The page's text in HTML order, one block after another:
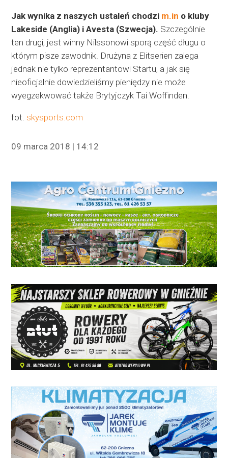
Jak wynika z naszych ustaleń chodzi m.in o kluby
Lakeside (Anglia) i Avesta (Szwecja). Szczególnie
ten drugi, jest winny Nilssonowi sporą część długu o
którym pisze zawodnik. Drużyna z Elitserien zalega
jednak nie tylko reprezentantowi Startu, a jak się
nieoficjalnie dowiedzieliśmy pieniędzy nie może
wyegzekwować także Brytyjczyk Tai Woffinden.
fot.skysports.com
09 marca 2018 | 14:12